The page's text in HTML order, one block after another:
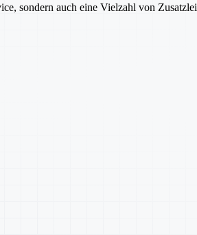
sondern auch eine Vielzahl von